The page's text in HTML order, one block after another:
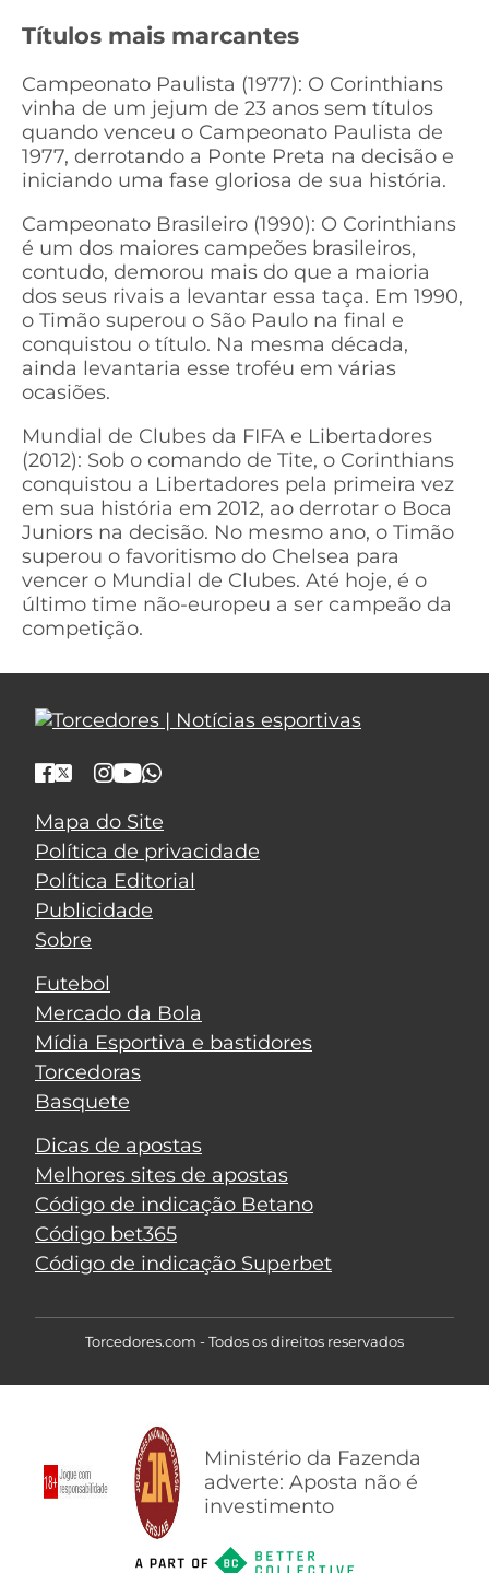
Títulos mais marcantes
Campeonato Paulista (1977): O Corinthians
vinha de um jejum de 23 anos sem títulos
quando venceu o Campeonato Paulista de
1977, derrotando a Ponte Preta na decisão e
iniciando uma fase gloriosa de sua história.
Campeonato Brasileiro (1990): O Corinthians
é um dos maiores campeões brasileiros,
contudo, demorou mais do que a maioria
dos seus rivais a levantar essa taça. Em 1990,
o Timão superou o São Paulo na final e
conquistou o título. Na mesma década,
ainda levantaria esse troféu em várias
ocasiões.
Mundial de Clubes da FIFA e Libertadores
(2012): Sob o comando de Tite, o Corinthians
conquistou a Libertadores pela primeira vez
em sua história em 2012, ao derrotar o Boca
Juniors na decisão. No mesmo ano, o Timão
superou o favoritismo do Chelsea para
vencer o Mundial de Clubes. Até hoje, é o
último time não-europeu a ser campeão da
competição.
Mapa do Site
Política de privacidade
Política Editorial
Publicidade
Sobre
Futebol
Mercado da Bola
Mídia Esportiva e bastidores
Torcedoras
Basquete
Dicas de apostas
Melhores sites de apostas
Código de indicação Betano
Código bet365
Código de indicação Superbet
Torcedores.com - Todos os direitos reservados
Ministério da Fazenda
adverte: Aposta não é
investimento